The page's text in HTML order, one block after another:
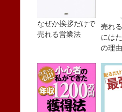
なぜか挨拶だけで
売れる営業法
売れ
には
の理